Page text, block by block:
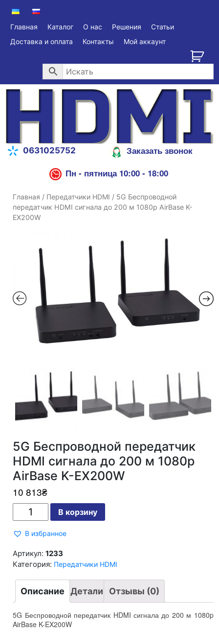
Главная Каталог О нас Решения
Статьи
Доставка и оплата
Контакты Мой аккаунт
0631025752
Заказать звонок
Пн - пятница 10:00 - 18:00
Главная / Передатчики HDMI / 5G Беспроводной
передатчик HDMI сигнала до 200 м 1080p AirBase K-
EX200W
5G Беспроводной передатчик
HDMI сигнала до 200 м 1080p
AirBase K-EX200W
10 813₴
Беспроводной
HDMI
до
200
м
AirBase
EX200W
В корзину
В избранное
Артикул:1233
Категория: Передатчики HDMI
Описание Детали Отзывы (0)
5G Беспроводной передатчик HDMI сигнала до 200 м 1080p
AirBase K-EX200W